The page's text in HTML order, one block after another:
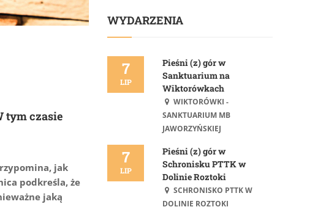
tym czasie
jak
podkreśla, że
jaką
WYDARZENIA
7
LIP
Pieśni (z) gór w
Sanktuarium na
Wiktorówkach
WIKTORÓWKI -
SANKTUARIUM MB
JAWORZYŃSKIEJ
7
LIP
Pieśni (z) gór w
Schronisku PTTK w
Dolinie Roztoki
SCHRONISKO PTTK W
DOLINIE ROZTOKI